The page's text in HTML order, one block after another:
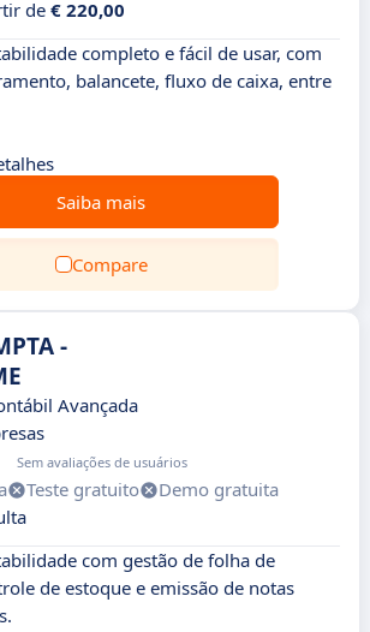
de € 220,00
completo e fácil de usar, com
balancete, fluxo de caixa, entre
Saiba mais
Compare
-
Avançada
Sem avaliações de usuários
Teste gratuito
Demo gratuita
com gestão de folha de
de estoque e emissão de notas